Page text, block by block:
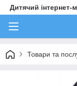
Дитячий інтернет-
Товари та